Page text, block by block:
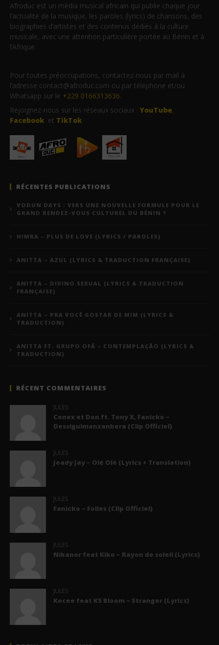
Afroduc est un média musical africain qui publie chaque jour
l’actualité de la musique, les paroles (lyrics) de chansons, des
biographies d’artistes et des contenus dédiés à la culture
musicale, avec une attention particulière portée au Bénin et à
l’Afrique.
Pour toutes préoccupations, contactez-nous par mail à
l’adresse contact@afroduc.com ou par téléphone et/ou
Whatsapp sur le +229 0166313636.
Rejoignez-nous sur les réseaux sociaux : YouTube,
Facebook et TikTok.
RÉCENTES PUBLICATIONS
VODUN DAYS : VERS UNE NOUVELLE FORMULE POUR LE
GRAND RENDEZ-VOUS CULTUREL DU BÉNIN ?
HIMRA – PLUS DE LOVE (LYRICS / PAROLES)
ANITTA – AZUL (LYRICS & TRADUCTION FRANÇAISE)
ANITTA – DIVINO SEXUAL (LYRICS & TRADUCTION
FRANÇAISE)
ANITTA – PRA VOCÊ GOSTAR DE MIM (LYRICS &
TRADUCTION)
ANITTA FT. GRUPO OFÁ – CONTEMPLAÇÃO (LYRICS &
TRADUCTION)
RÉCENT COMMENTAIRES
JULES
Conex et Don ft. Tony X, Fanicko –
Dessiguimanzanbera (Clip Officiel)
JULES
Jeady Jay – Olé Olé (Lyrics + Translation)
JULES
Fanicko – Folies (Clip Officiel)
JULES
Nikanor feat Kiko – Rayon de soleil (Lyrics)
JULES
Kocee feat KS Bloom – Stranger (Lyrics)